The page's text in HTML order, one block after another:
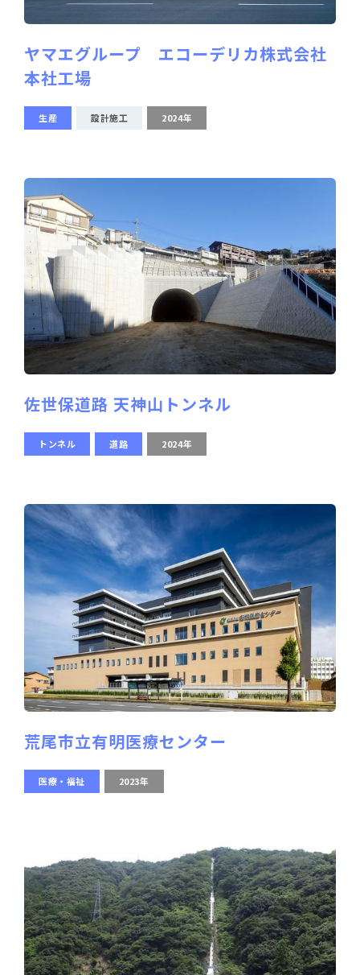
ヤマエグループ エコーデリカ株式会社
本社工場
生産 設計施工 2024年
佐世保道路 天神山トンネル
トンネル 道路 2024年
荒尾市立有明医療センター
医療・福祉 2023年